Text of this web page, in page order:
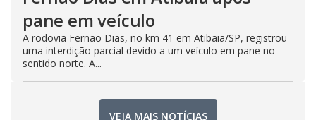
pane em veículo
A rodovia Fernão Dias, no km 41 em Atibaia/SP, registrou
uma interdição parcial devido a um veículo em pane no
sentido norte. A...
VEJA MAIS NOTÍCIAS